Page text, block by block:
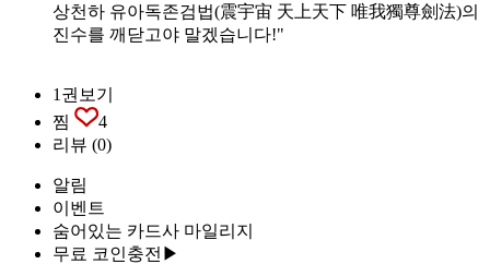
상천하 유아독존검법(震宇宙 天上天下 唯我獨尊劍法)의
진수를 깨닫고야 말겠습니다!"
1권보기
찜
4
리뷰 (0)
알림
이벤트
숨어있는 카드사 마일리지
무료 코인충전▶